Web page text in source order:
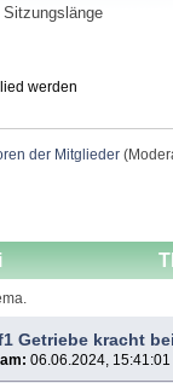
werden
der Mitglieder
Getriebe kracht
am: 06.06.2024, 15:41:01